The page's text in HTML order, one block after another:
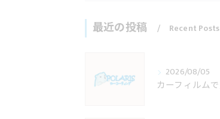
最近の投稿 Recent Posts
2026/08/05